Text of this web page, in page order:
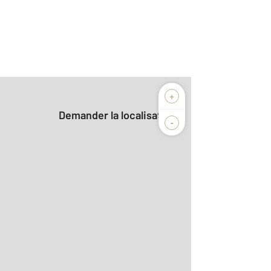
+
-
Demander la localisation